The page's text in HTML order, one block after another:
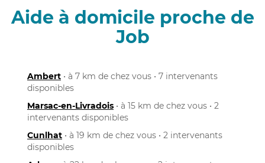
Aide à domicile proche de
Job
Ambert • à 7 km de chez vous • 7 intervenants
disponibles
Marsac-en-Livradois • à 15 km de chez vous • 2
intervenants disponibles
Cunlhat • à 19 km de chez vous • 2 intervenants
disponibles